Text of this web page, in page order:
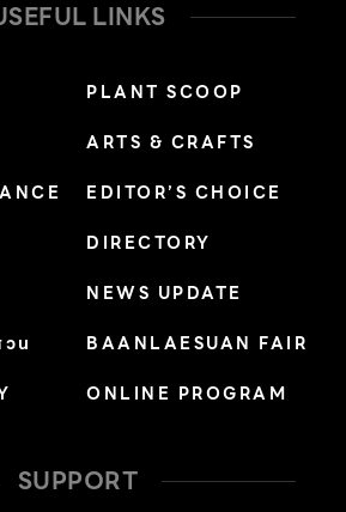
ยบง่ายผ่านขั้นตอนที่ไม่ยุ่งยาก เช่น
เละโดยเฉพาะ “อิฐบล็อก” วัสดุราคาไม่
องที่ตั้งที่อยู่ต่ำกว่าถนน ทันทีที่ก้าวลง
จะพบกับตัวบ้านรูปตัวยู (U) สร้างโอบ
ดูราวกับกระจกยังช่วยสะท้อนภาพเงา
ายน้ำเป็นเสมือนคอร์ตกลางบ้าน ไม่
LINKS
น
PLANT SCOOP
ARTS & CRAFTS
EDITOR’S CHOICE
DIRECTORY
NEWS UPDATE
BAANLAESUAN FAIR
ONLINE PROGRAM
SUPPORT